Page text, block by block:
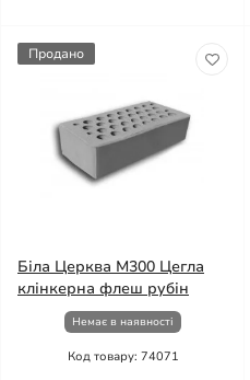
Продано
Біла Церква М300 Цегла
клінкерна флеш рубін
Немає в наявності
Код товару: 74071